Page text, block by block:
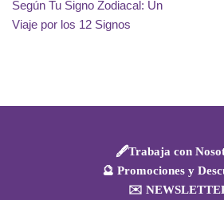
Según Tu Signo Zodiacal: Un
Viaje por los 12 Signos
🖋️Trabaja con
🔮 Promociones y
✉️